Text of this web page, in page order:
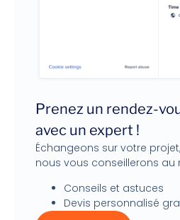
Prenez un rendez-
avec un expert !
Échangeons sur votre projet,
nous vous conseillerons au
Conseils et astuces
Devis personnalisé